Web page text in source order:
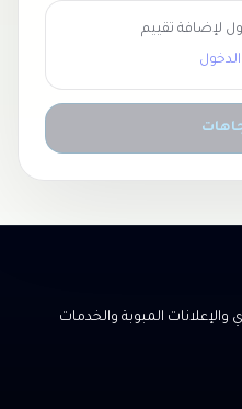
لإضافة تقييم
المبوبة والخدمات